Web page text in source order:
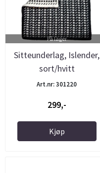
På lager
Sitteunderlag, Islender,
sort/hvitt
Art.nr: 301220
299,-
Kjøp